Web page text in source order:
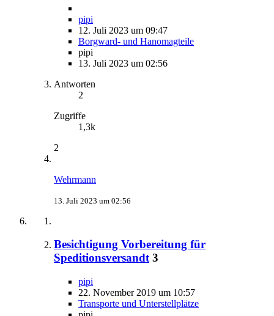
pipi
12. Juli 2023 um 09:47
Borgward- und Hanomagteile
pipi
13. Juli 2023 um 02:56
Antworten
2
Zugriffe
1,3k
2
Wehrmann
13. Juli 2023 um 02:56
Besichtigung Vorbereitung für
Speditionsversandt 3
pipi
22. November 2019 um 10:57
Transporte und Unterstellplätze